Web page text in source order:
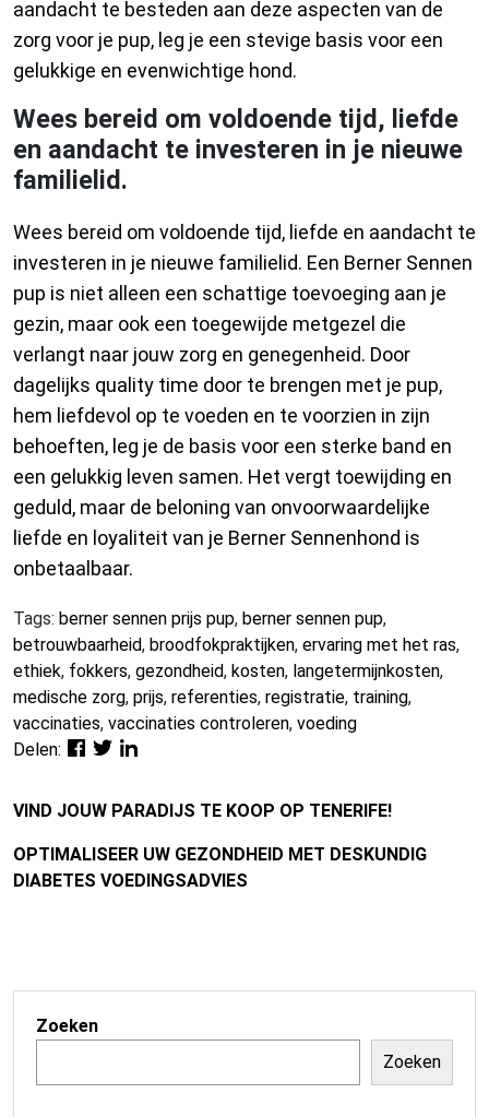
aandacht te besteden aan deze aspecten van de
zorg voor je pup, leg je een stevige basis voor een
gelukkige en evenwichtige hond.
Wees bereid om voldoende tijd, liefde
en aandacht te investeren in je nieuwe
familielid.
Wees bereid om voldoende tijd, liefde en aandacht te
investeren in je nieuwe familielid. Een Berner Sennen
pup is niet alleen een schattige toevoeging aan je
gezin, maar ook een toegewijde metgezel die
verlangt naar jouw zorg en genegenheid. Door
dagelijks quality time door te brengen met je pup,
hem liefdevol op te voeden en te voorzien in zijn
behoeften, leg je de basis voor een sterke band en
een gelukkig leven samen. Het vergt toewijding en
geduld, maar de beloning van onvoorwaardelijke
liefde en loyaliteit van je Berner Sennenhond is
onbetaalbaar.
Tags: berner sennen prijs pup, berner sennen pup,
betrouwbaarheid, broodfokpraktijken, ervaring met het ras,
ethiek, fokkers, gezondheid, kosten, langetermijnkosten,
medische zorg, prijs, referenties, registratie, training,
vaccinaties, vaccinaties controleren, voeding
Delen:
VIND JOUW PARADIJS TE KOOP OP TENERIFE!
OPTIMALISEER UW GEZONDHEID MET DESKUNDIG
DIABETES VOEDINGSADVIES
Zoeken
Zoeken